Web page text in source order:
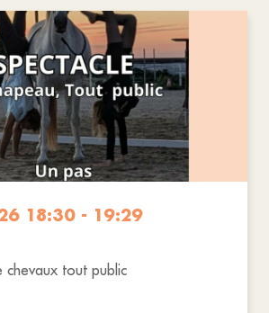
18:30 - 19:29
chevaux tout public